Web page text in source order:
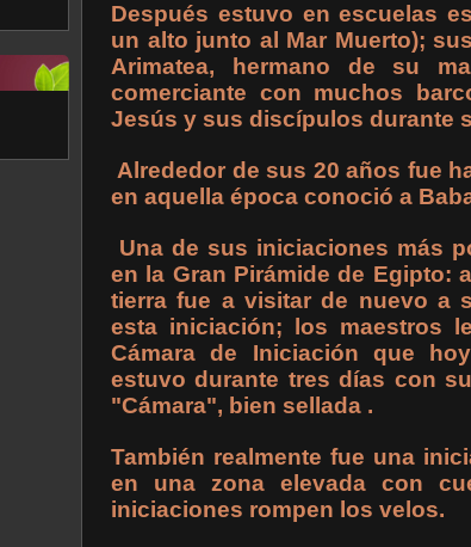
Después estuvo en escuelas
un alto junto al Mar Muerto);
Arimatea, hermano de su
comerciante con muchos
Jesús y sus discípulos durante
Alrededor de sus 20 años fue
en aquella época conoció a
Una de sus iniciaciones más
en la Gran Pirámide de Egipto:
tierra fue a visitar de nuevo a
esta iniciación; los maestros
Cámara de Iniciación que
estuvo durante tres días con
"Cámara", bien sellada .
También realmente fue una
en una zona elevada con
iniciaciones rompen los velos.